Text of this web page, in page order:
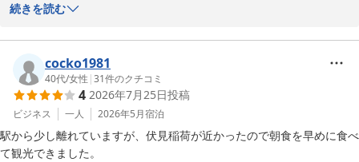
ざいます。
「安くて清潔でとても良かった」とのお言葉をいただき、大変嬉し
く拝読いたしました。
快適にお過ごしいただけたご様子が伺え、スタッフ一同何よりの励
みとなります。これからも価格以上の価値を感じていただけるよ
う、清潔で快適な環境づくりとサービスの向上に努めてまいりま
す。
続きを読む
cocko1981
40代/女性 |31件のクチコミ
4 2026年7月25日投稿
ビジネス 一人 2026年5月宿泊
駅から少し離れていますが、伏見稲荷が近かったので朝食を早めに食べ
て観光できました。